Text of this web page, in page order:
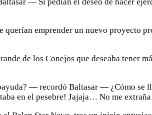
emprender un nuevo proyecto
de los Conejos que deseaba tener
— recordó Baltasar — ¿Cómo se
en el pesebre! Jajaja… No me extraña